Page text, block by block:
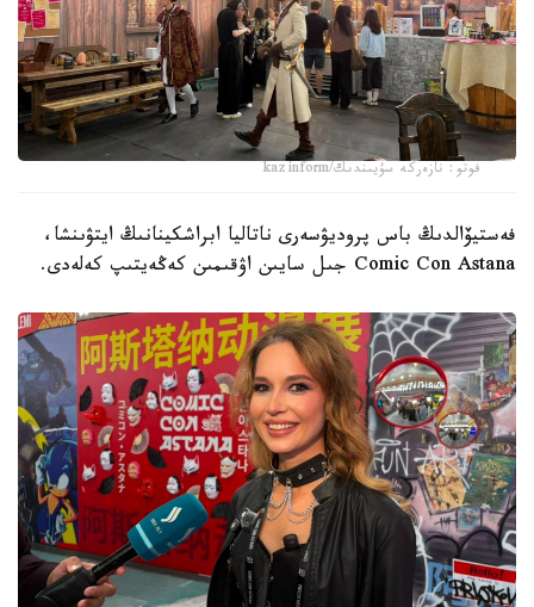
فوتو: نازەركە سۇيىندىك/kazinform
فەستيۆالدىڭ باس پروديۋسەرى ناتاليا ابراشكينانىڭ ايتۋىنشا،
Comic Con Astana جىل سايىن اۋقىمىن كەڭەيتىپ كەلەدى.